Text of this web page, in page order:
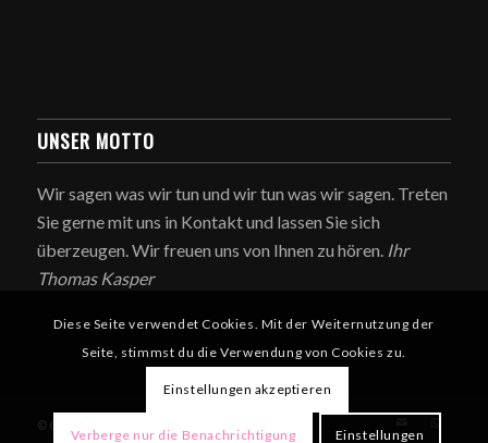
UNSER MOTTO
Wir sagen was wir tun und wir tun was wir sagen. Treten
Sie gerne mit uns in Kontakt und lassen Sie sich
überzeugen. Wir freuen uns von Ihnen zu hören. Ihr
Thomas Kasper
© Copyright - TK Security Plus - Thomas Kasper
Diese Seite verwendet Cookies. Mit der Weiternutzung der
Seite, stimmst du die Verwendung von Cookies zu.
Einstellungen akzeptieren
Verberge nur die Benachrichtigung Einstellungen